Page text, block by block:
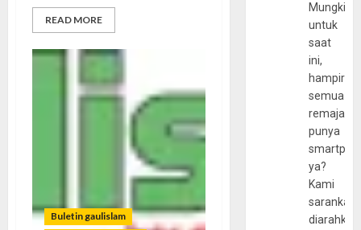
READ MORE
Buletin gaulislam
Mungkin
untuk
saat
ini,
hampir
semua
remaja
punya
ya?
Kami
sarankan,
diarahkan